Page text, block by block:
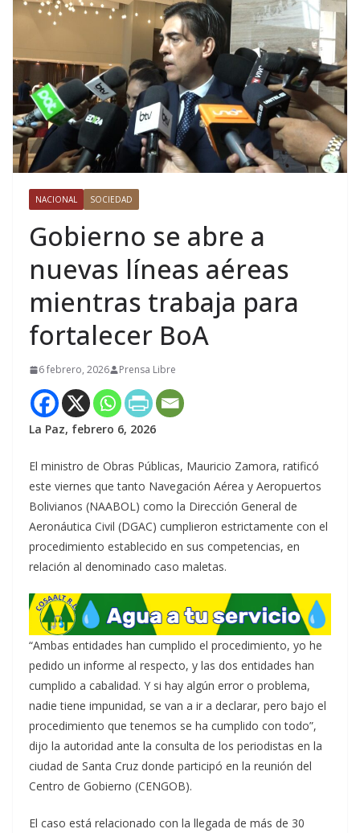
NACIONAL SOCIEDAD
Gobierno se abre a
nuevas líneas aéreas
mientras trabaja para
fortalecer BoA
6 febrero, 2026 Prensa Libre
La Paz, febrero 6, 2026
El ministro de Obras Públicas, Mauricio Zamora, ratificó
este viernes que tanto Navegación Aérea y Aeropuertos
Bolivianos (NAABOL) como la Dirección General de
Aeronáutica Civil (DGAC) cumplieron estrictamente con el
procedimiento establecido en sus competencias, en
relación al denominado caso maletas.
“Ambas entidades han cumplido el procedimiento, yo he
pedido un informe al respecto, y las dos entidades han
cumplido a cabalidad. Y si hay algún error o problema,
nadie tiene impunidad, se van a ir a declarar, pero bajo el
procedimiento que tenemos se ha cumplido con todo”,
dijo la autoridad ante la consulta de los periodistas en la
ciudad de Santa Cruz donde participó en la reunión del
Centro de Gobierno (CENGOB).
El caso está relacionado con la llegada de más de 30